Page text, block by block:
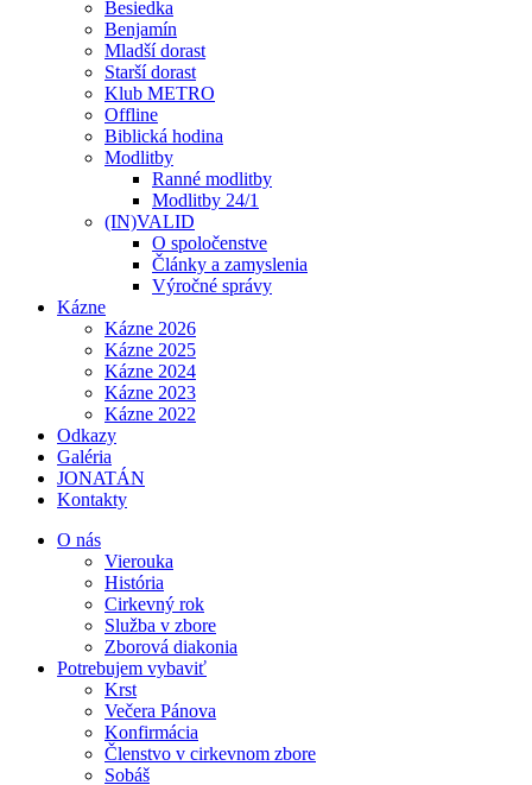
Besiedka
Benjamín
Mladší dorast
Starší dorast
Klub METRO
Offline
Biblická hodina
Modlitby
Ranné modlitby
Modlitby 24/1
(IN)VALID
O spoločenstve
Články a zamyslenia
Výročné správy
Kázne
Kázne 2026
Kázne 2025
Kázne 2024
Kázne 2023
Kázne 2022
Odkazy
Galéria
JONATÁN
Kontakty
O nás
Vierouka
História
Cirkevný rok
Služba v zbore
Zborová diakonia
Potrebujem vybaviť
Krst
Večera Pánova
Konfirmácia
Členstvo v cirkevnom zbore
Sobáš